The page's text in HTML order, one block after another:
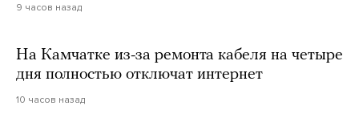
9 часов назад
На Камчатке из-за ремонта кабеля на четыре
дня полностью отключат интернет
10 часов назад